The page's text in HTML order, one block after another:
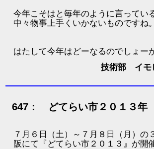
今年こそはと毎年のように言ってい
中々物事上手くいかないものですね
はたして今年はどーなるのでしょー
技術部 イモ
647： どてらい市２０１３年
７月６日（土）～７月８日（月）の
阪にて『どてらい市２０１３』が開